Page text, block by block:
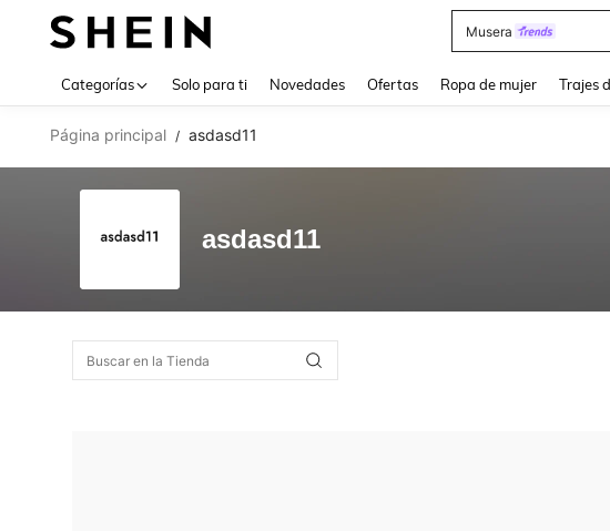
Musera
Categorías Solo para ti Novedades Ofertas Ropa de mujer Trajes
Página principal / asdasd11
asdasd11